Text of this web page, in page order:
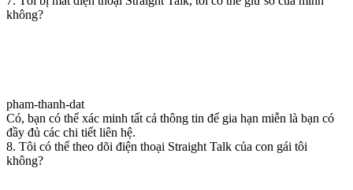
không?
pham-thanh-dat
Có, bạn có thể xác minh tất cả thông tin để gia hạn miễn là bạn có
đầy đủ các chi tiết liên hệ.
8. Tôi có thể theo dõi điện thoại Straight Talk của con gái tôi
không?